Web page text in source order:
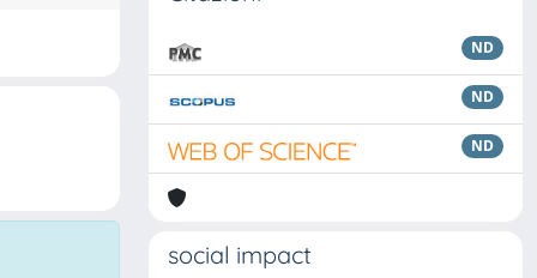
ND
ND
ND
social impact